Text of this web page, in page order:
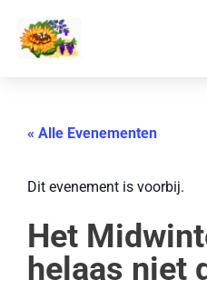
« Alle Evenementen
Dit evenement is voorbij.
Het
helaas niet